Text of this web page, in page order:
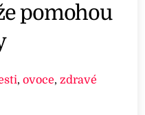
pomohou
,ovoce,zdravé